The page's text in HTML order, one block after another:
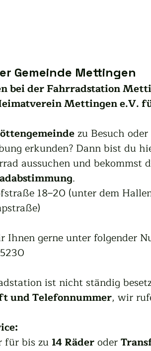
Gemeinde Mettingen
bei der Fahrradstation
Mettingen e.V.
zu Besuch
erkunden? Dann bist du
aussuchen und bekommst
.
18–20 (unter dem
Ihnen gerne unter folgender
ist nicht ständig
und Telefonnummer, wir
für bis zu 14 Räder oder